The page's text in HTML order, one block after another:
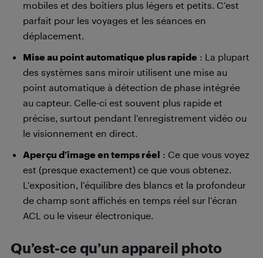
mobiles et des boîtiers plus légers et petits. C’est
parfait pour les voyages et les séances en
déplacement.
Mise au point automatique plus rapide : La plupart
des systèmes sans miroir utilisent une mise au
point automatique à détection de phase intégrée
au capteur. Celle-ci est souvent plus rapide et
précise, surtout pendant l’enregistrement vidéo ou
le visionnement en direct.
Aperçu d’image en temps réel : Ce que vous voyez
est (presque exactement) ce que vous obtenez.
L’exposition, l’équilibre des blancs et la profondeur
de champ sont affichés en temps réel sur l’écran
ACL ou le viseur électronique.
Qu’est-ce qu’un appareil photo